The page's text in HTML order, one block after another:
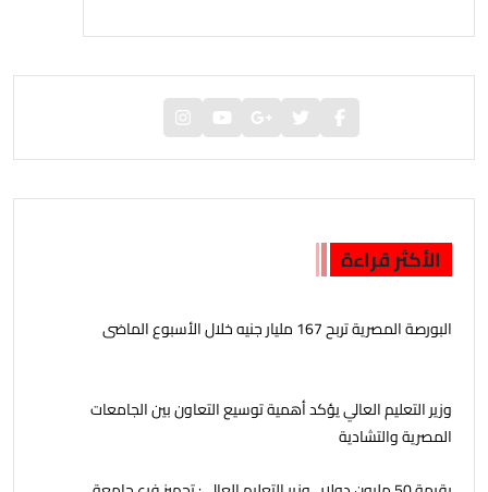
الأكثر قراءة
البورصة المصرية تربح 167 مليار جنيه خلال الأسبوع الماضى
وزير التعليم العالي يؤكد أهمية توسيع التعاون بين الجامعات
المصرية والتشادية